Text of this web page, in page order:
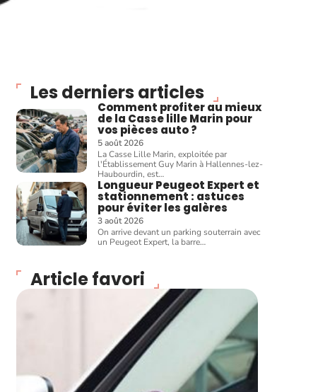
Les derniers articles
Comment profiter au mieux
de la Casse lille Marin pour
vos pièces auto ?
5 août 2026
La Casse Lille Marin, exploitée par
l'Établissement Guy Marin à Hallennes-lez-
Haubourdin, est…
Longueur Peugeot Expert et
stationnement : astuces
pour éviter les galères
3 août 2026
On arrive devant un parking souterrain avec
un Peugeot Expert, la barre…
Article favori